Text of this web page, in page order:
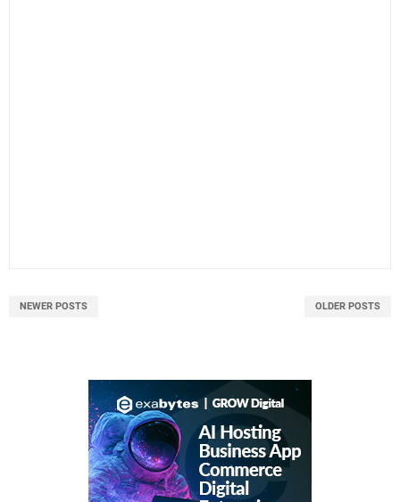
NEWER POSTS OLDER POSTS